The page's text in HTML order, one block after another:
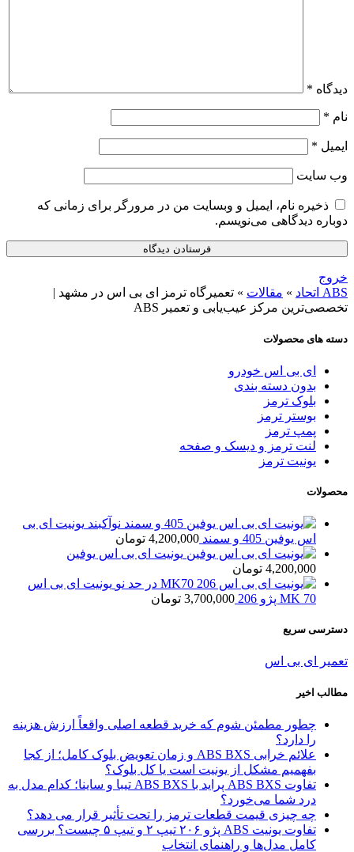
دیدگاه *
نام *
ایمیل *
وب‌ سایت
ذخیره نام، ایمیل و وبسایت من در مرورگر برای زمانی که
دوباره دیدگاهی می‌نویسم.
خروج
ABS اتحاد
» مقالات » تعمیرگاه ترمز ای بی اس در مشهد |
تخصصی‌ترین مرکز عیب‌یابی و تعمیر ABS
دسته های محصولات
ای بی اس خودرو
بدون دسته بندی
بلوک ترمز
بوستر ترمز
پمپ ترمز
لنت ترمز و دیسک و صفحه
یونیت ترمز
محصولات
یونیت ای بی
اس یوفین 405 و سمند
4,200,000 تومان
یونیت ای بی اس یوفین
4,200,000 تومان
یونیت ای بی اس
MK 70 پژو 206
3,700,000 تومان
دسترسی سریع
تعمیر ای بی اس
مطالب اخیر
چطور مطمئن شوم که خرید قطعه اصلی واقعاً ارزش هزینه
را دارد؟
علائم خرابی ABS BXS و زمان تعویض بلوک کامل؛ از کجا
بفهمیم مشکل از یونیت است یا کل بلوک؟
تفاوت ABS BXS پراید با ABS BXS تیبا و ساینا؛ کدام مدل به
درد شما می‌خورد؟
چه چیزی قیمت قطعات ترمز را تحت تأثیر قرار می دهد؟
تفاوت یونیت ABS پژو ۲۰۶ تیپ ۲ و تیپ ۵ چیست؟ بررسی
کامل مدل‌ها و راهنمای انتخاب